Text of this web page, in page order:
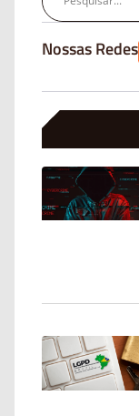
Nossas Redes